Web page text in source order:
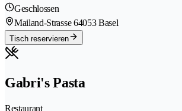
Geschlossen
Mailand-Strasse 64053 Basel
Tisch reservieren
Gabri's Pasta
Restaurant